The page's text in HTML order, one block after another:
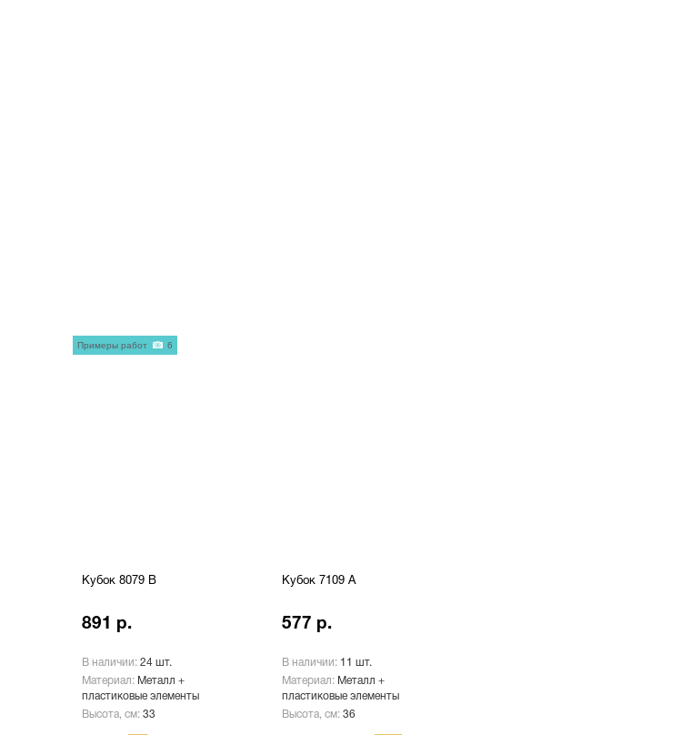
Кубок 8079 B
891 р.
В наличии: 24 шт.
Материал: Металл +
пластиковые элементы
Высота, см: 33
Примеры работ 6
Кубок 7109 A
577 р.
В наличии: 11 шт.
Материал: Металл +
пластиковые элементы
Высота, см: 36